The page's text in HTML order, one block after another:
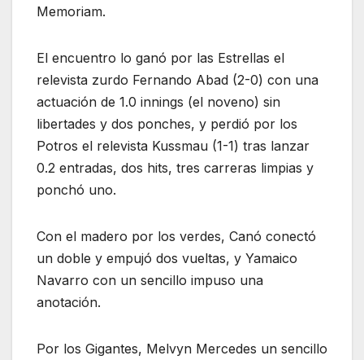
Memoriam.
El encuentro lo ganó por las Estrellas el
relevista zurdo Fernando Abad (2-0) con una
actuación de 1.0 innings (el noveno) sin
libertades y dos ponches, y perdió por los
Potros el relevista Kussmau (1-1) tras lanzar
0.2 entradas, dos hits, tres carreras limpias y
ponchó uno.
Con el madero por los verdes, Canó conectó
un doble y empujó dos vueltas, y Yamaico
Navarro con un sencillo impuso una
anotación.
Por los Gigantes, Melvyn Mercedes un sencillo